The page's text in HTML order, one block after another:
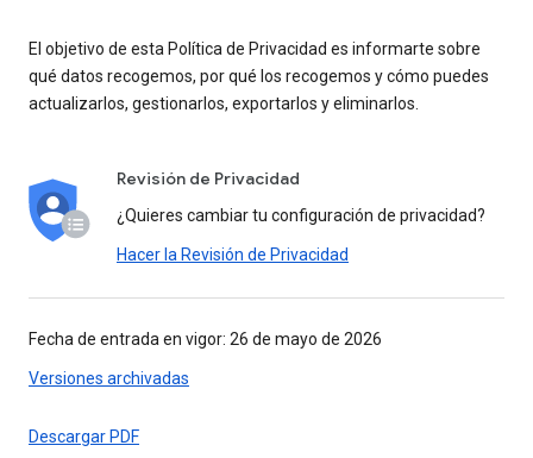
El objetivo de esta Política de Privacidad es informarte sobre
qué datos recogemos, por qué los recogemos y cómo puedes
actualizarlos, gestionarlos, exportarlos y eliminarlos.
Revisión de Privacidad
¿Quieres cambiar tu configuración de privacidad?
Hacer la Revisión de Privacidad
Fecha de entrada en vigor: 26 de mayo de 2026
Versiones archivadas
Descargar PDF